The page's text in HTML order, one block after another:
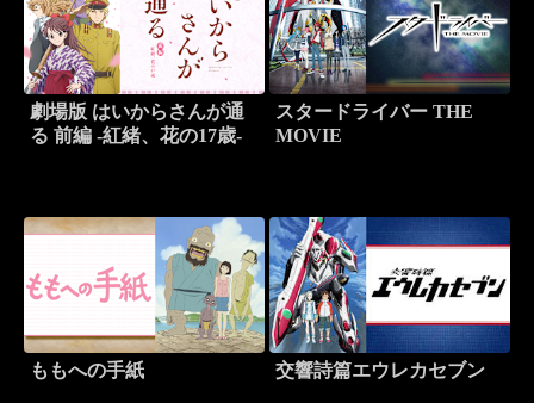
劇場版 はいからさんが通
る 前編 -紅緒、花の17歳-
スタードライバー THE
MOVIE
ももへの手紙 交響詩篇エウレカセブン